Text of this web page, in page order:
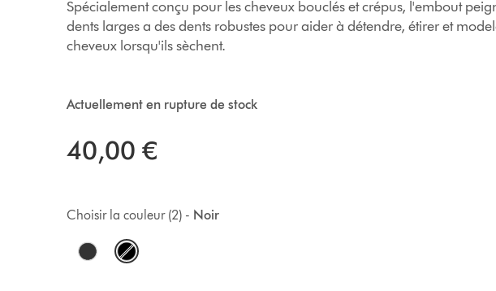
Spécialement conçu pour les cheveux bouclés et crépus, l'embout
dents larges a des dents robustes pour aider à détendre, étirer et
cheveux lorsqu'ils sèchent.
Actuellement en rupture de stock
40,00 €
Noir
Choisir la couleur (2) -
O